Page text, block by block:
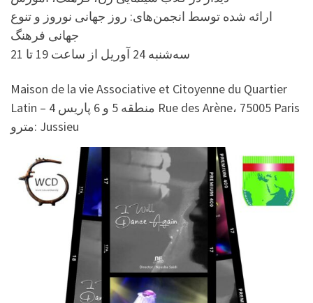
ارائه شده توسط انجمن‌های: روز جهانی نوروز و تنوع
جهانی فرهنگ
سه‌شنبه 24 آوریل از ساعت 19 تا 21
Latin – منطقه 5 و 6 پاریس 4 Rue des Arène، 75005 Paris
مترو: Jussieu